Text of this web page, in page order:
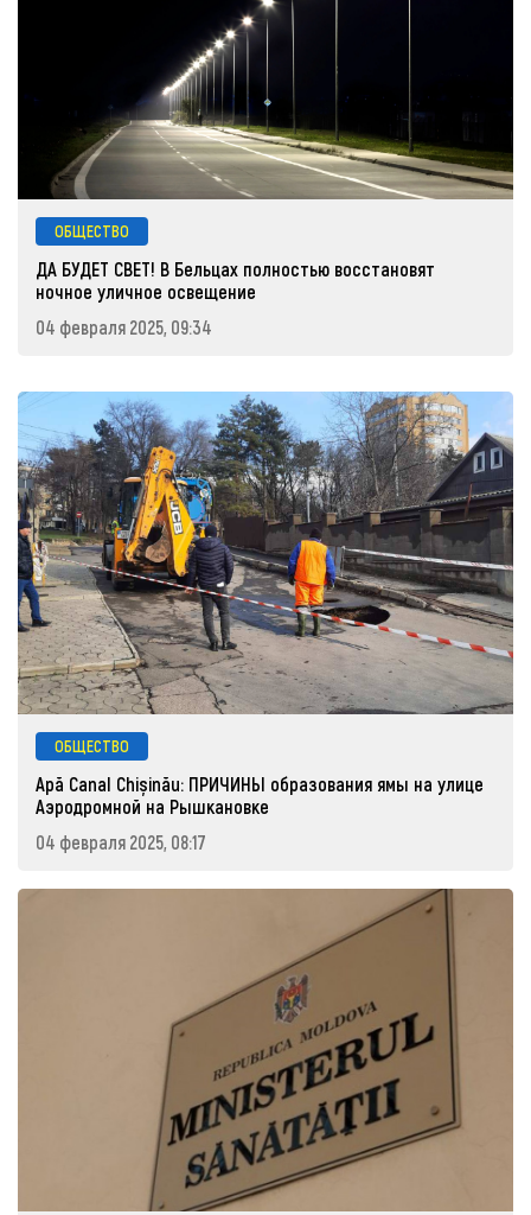
ОБЩЕСТВО
ДА БУДЕТ СВЕТ! В Бельцах полностью восстановят
ночное уличное освещение
04 февраля 2025, 09:34
ОБЩЕСТВО
Apă Canal Chișinău: ПРИЧИНЫ образования ямы на улице
Аэродромной на Рышкановке
04 февраля 2025, 08:17